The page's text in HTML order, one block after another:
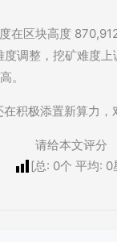
在区块高度
度调整，挖矿难度
。
积极添置新算力，
请给本文评分
[总: 0个 平均: 0